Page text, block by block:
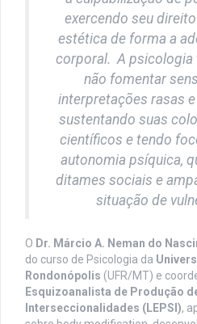
exercendo seu
estética de forma a
corporal. A psicologia
não fomentar
interpretações rasas
sustentando suas
científicos e tendo
autonomia psíquica,
ditames sociais e
situação de
O Dr. Márcio A. Neman do
do curso de Psicologia da
Rondonópolis (UFR/MT) e
Esquizoanalista de Produção
Interseccionalidades (LEPSI),